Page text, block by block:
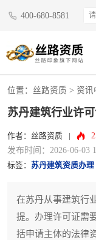
400-680-8581
位置： 丝路资质 > 资讯
苏丹建筑行业许
作者：丝路资质
发布时间：2026-06-03
标签： 苏丹建筑资质办理
在苏丹从事建筑行
提。办理许可证需
括申请主体的法律